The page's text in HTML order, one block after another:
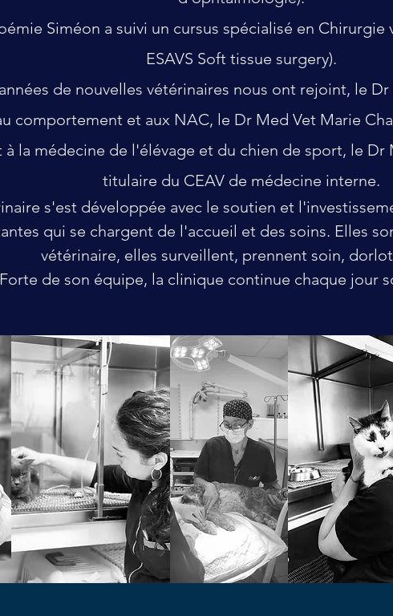
Siméon a suivi un cursus spécialisé en
ESAVS Soft tissue surgery).
de nouvelles vétérinaires nous ont rejoint, le
comportement et aux NAC, le Dr Med Vet Marie
la médecine de l'élévage et du chien de sport, le Dr
titulaire du CEAV de médecine interne.
s'est développée avec le soutien et
qui se chargent de l'accueil et des soins. Elles
vétérinaire, elles surveillent, prennent soin,
Forte de son équipe, la clinique continue chaque jour